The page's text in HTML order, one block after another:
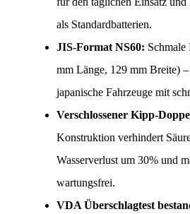
als Standardbatterien.
JIS-Format NS60: Schmale
mm Länge, 129 mm Breite)
japanische Fahrzeuge mit
Verschlossener Kipp-
Konstruktion verhindert
Wasserverlust um 30% und
wartungsfrei.
VDA Überschlagtest